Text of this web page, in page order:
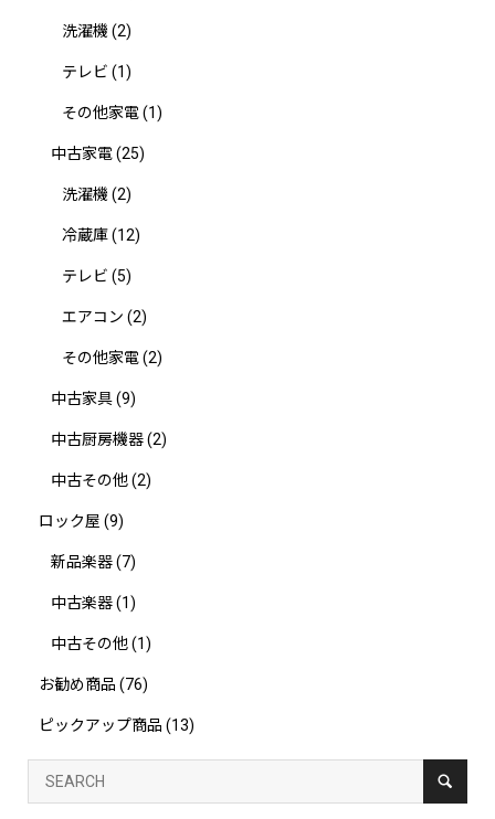
洗濯機 (2)
テレビ (1)
その他家電(1)
中古家電(25)
洗濯機 (2)
冷蔵庫(12)
テレビ (5)
エアコン (2)
その他家電(2)
中古家具(9)
中古厨房機器(2)
中古その他(2)
ロック屋 (9)
新品楽器(7)
中古楽器(1)
中古その他(1)
お勧め商品 (76)
ピックアップ商品 (13)